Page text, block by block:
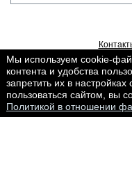
Политика обработки
Обработка
Мы используем cookie-
контента и удобства
запретить их в
пользоваться сайтом, вы
Политикой в отношении